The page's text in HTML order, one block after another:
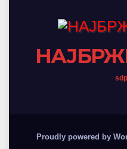
Proudly powered by